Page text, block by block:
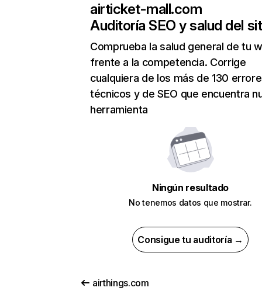
airticket-mall.com
Auditoría SEO y salud del
Comprueba la salud general de tu
frente a la competencia. Corrige
cualquiera de los más de 130
técnicos y de SEO que encuentra
herramienta
Ningún resultado
No tenemos datos que mostrar.
Consigue tu auditoría →
airthings.com